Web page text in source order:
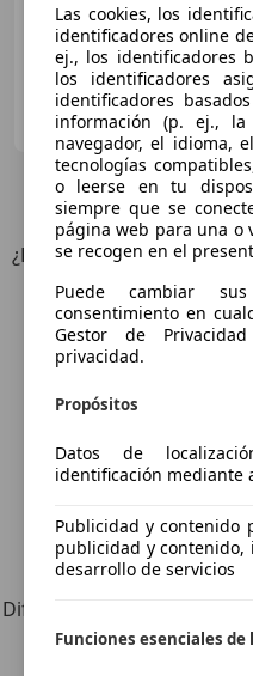
Particular
ES-28020 Madrid
3Ofertas
¿Desea ser informado
nuevos
Explora
Diferente de tus criterios
una
Las cookies, los
identificadores online
ej., los identificadores
los identificadores
identificadores
información (p. ej.,
navegador, el idioma,
tecnologías
o leerse en tu
siempre que se
página web para una o
se recogen en el
Puede cambiar
consentimiento en
Gestor de
privacidad.
Propósitos
Datos de
identificación mediante
Publicidad y contenido
publicidad y contenido,
desarrollo de servicios
Funciones esenciales de